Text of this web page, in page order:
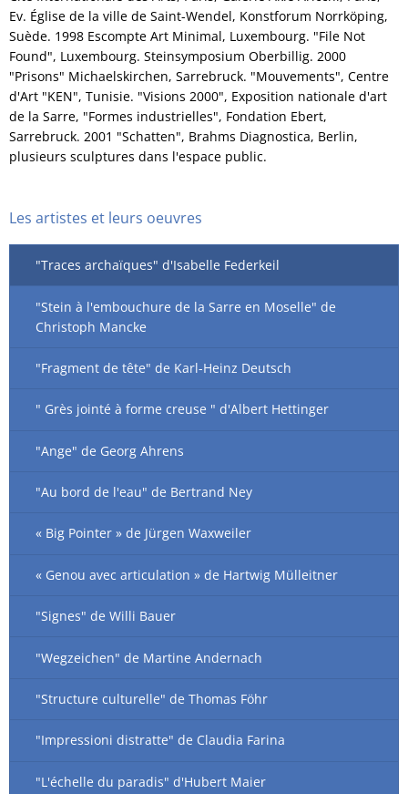
Ev. Église de la ville de Saint-Wendel, Konstforum Norrköping,
Suède. 1998 Escompte Art Minimal, Luxembourg. "File Not
Found", Luxembourg. Steinsymposium Oberbillig. 2000
"Prisons" Michaelskirchen, Sarrebruck. "Mouvements", Centre
d'Art "KEN", Tunisie. "Visions 2000", Exposition nationale d'art
de la Sarre, "Formes industrielles", Fondation Ebert,
Sarrebruck. 2001 "Schatten", Brahms Diagnostica, Berlin,
plusieurs sculptures dans l'espace public.
Les artistes et leurs oeuvres
"Traces archaïques" d'Isabelle Federkeil
"Stein à l'embouchure de la Sarre en Moselle" de
Christoph Mancke
"Fragment de tête" de Karl-Heinz Deutsch
" Grès jointé à forme creuse " d'Albert Hettinger
"Ange" de Georg Ahrens
"Au bord de l'eau" de Bertrand Ney
« Big Pointer » de Jürgen Waxweiler
« Genou avec articulation » de Hartwig Mülleitner
"Signes" de Willi Bauer
"Wegzeichen" de Martine Andernach
"Structure culturelle" de Thomas Föhr
"Impressioni distratte" de Claudia Farina
"L'échelle du paradis" d'Hubert Maier